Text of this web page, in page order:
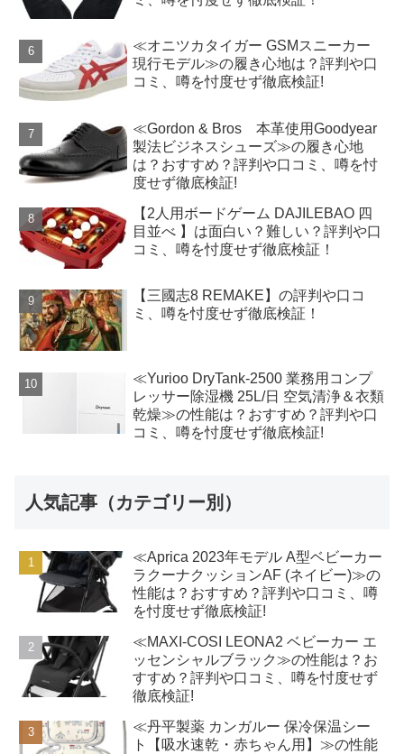
≪オニツカタイガー GSMスニーカー
現行モデル≫の履き心地は？評判や口
コミ、噂を忖度せず徹底検証!
≪Gordon & Bros 本革使用Goodyear
製法ビジネスシューズ≫の履き心地
は？おすすめ？評判や口コミ、噂を忖
度せず徹底検証!
【2人用ボードゲーム DAJILEBAO 四
目並べ 】は面白い？難しい？評判や口
コミ、噂を忖度せず徹底検証！
【三國志8 REMAKE】の評判や口コ
ミ、噂を忖度せず徹底検証！
≪Yurioo DryTank-2500 業務用コンプ
レッサー除湿機 25L/日 空気清浄＆衣類
乾燥≫の性能は？おすすめ？評判や口
コミ、噂を忖度せず徹底検証!
人気記事（カテゴリー別）
≪Aprica 2023年モデル A型ベビーカー
ラクーナクッションAF (ネイビー)≫の
性能は？おすすめ？評判や口コミ、噂
を忖度せず徹底検証!
≪MAXI-COSI LEONA2 ベビーカー エ
ッセンシャルブラック≫の性能は？お
すすめ？評判や口コミ、噂を忖度せず
徹底検証!
≪丹平製薬 カンガルー 保冷保温シー
ト【吸水速乾・赤ちゃん用】≫の性能